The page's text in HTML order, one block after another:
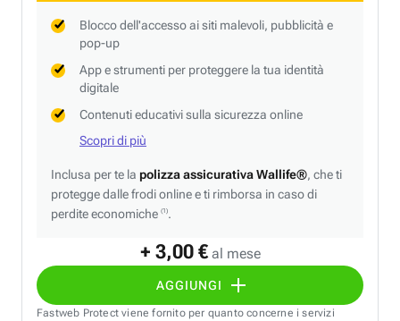
+ 3,00 € al mese
AGGIUNGI
Blocco dell'accesso ai siti malevoli, pubblicità e
pop-up
App e strumenti per proteggere la tua identità
digitale
Contenuti educativi sulla sicurezza online
Scopri di più
Inclusa per te la polizza assicurativa Wallife®, che ti
protegge dalle frodi online e ti rimborsa in caso di
perdite economiche (1).
Fastweb Protect viene fornito per quanto concerne i servizi